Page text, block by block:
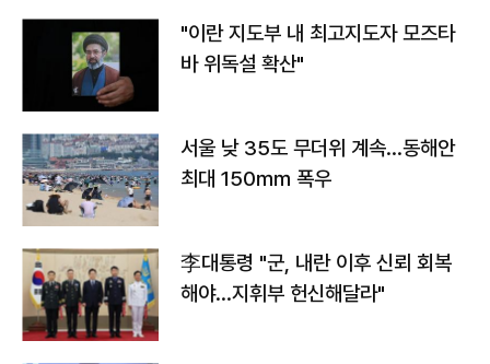
"이란 지도부 내 최고지도자 모즈타
바 위독설 확산"
서울 낮 35도 무더위 계속…동해안
최대 150㎜ 폭우
李대통령 "군, 내란 이후 신뢰 회복
해야…지휘부 헌신해달라"